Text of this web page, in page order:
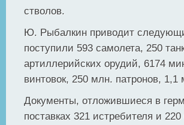
стволов.
Ю. Рыбалкин приводит
поступили 593 самолета, 250
артиллерийских орудий, 6174
винтовок, 250 млн. патронов,
Документы, отложившиеся в
поставках 321 истребителя и